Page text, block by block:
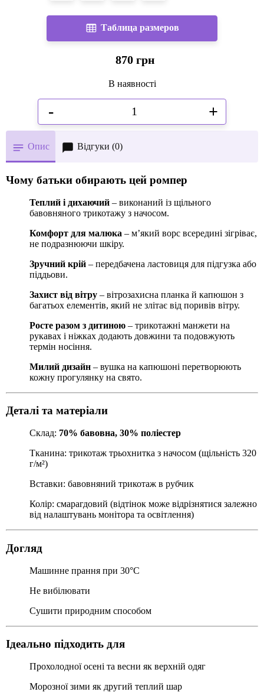
Таблица размеров
870 грн
В наявності
- +
Опис Відгуки (0)
Чому батьки обирають цей ромпер
Теплий і дихаючий – виконаний із щільного
бавовняного трикотажу з начосом.
Комфорт для малюка – м’який ворс всередині зігріває,
не подразнюючи шкіру.
Зручний крій – передбачена ластовиця для підгузка або
піддьови.
Захист від вітру – вітрозахисна планка й капюшон з
багатьох елементів, який не злітає від поривів вітру.
Росте разом з дитиною – трикотажні манжети на
рукавах і ніжках додають довжини та подовжують
термін носіння.
Милий дизайн – вушка на капюшоні перетворюють
кожну прогулянку на свято.
Деталі та матеріали
Склад: 70% бавовна, 30% поліестер
Тканина: трикотаж трьохнитка з начосом (щільність 320
г/м²)
Вставки: бавовняний трикотаж в рубчик
Колір: смарагдовий (відтінок може відрізнятися залежно
від налаштувань монітора та освітлення)
Догляд
Машинне прання при 30°C
Не вибілювати
Сушити природним способом
Ідеально підходить для
Прохолодної осені та весни як верхній одяг
Морозної зими як другий теплий шар